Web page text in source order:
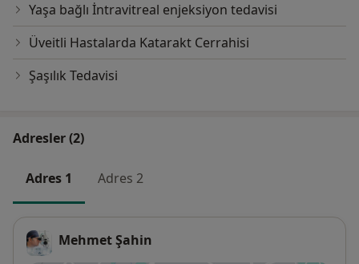
Yaşa bağlı İntravitreal enjeksiyon tedavisi
Üveitli Hastalarda Katarakt Cerrahisi
Şaşılık Tedavisi
Adresler (2)
Adres 1 Adres 2
Mehmet Şahin